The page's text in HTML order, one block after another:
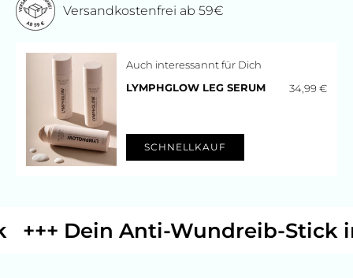
Versandkostenfrei ab 59€
Auch interessannt für Dich
LYMPHGLOW LEG SERUM 34,99 €
SCHNELLKAUF
Dein Anti-Wundreib-Stick im